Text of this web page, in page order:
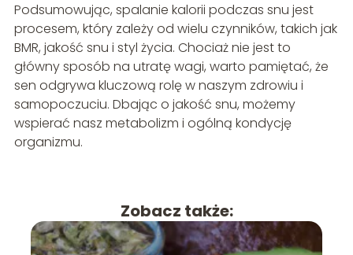
Podsumowując, spalanie kalorii podczas snu jest
procesem, który zależy od wielu czynników, takich jak
BMR, jakość snu i styl życia. Chociaż nie jest to
główny sposób na utratę wagi, warto pamiętać, że
sen odgrywa kluczową rolę w naszym zdrowiu i
samopoczuciu. Dbając o jakość snu, możemy
wspierać nasz metabolizm i ogólną kondycję
organizmu.
Zobacz także: